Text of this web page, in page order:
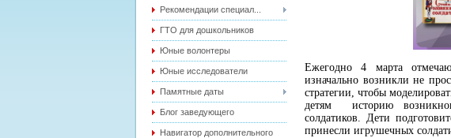
Рекомендации специал...
ГТО для дошкольников
Юные волонтеры
Юные исследователи
Памятные даты
Блог заведующего
Навигатор дополнительного
Ежегодно 4 марта
изначально возникли не
стратегии, чтобы
детям историю
солдатиков. Дети
принесли игрушечных